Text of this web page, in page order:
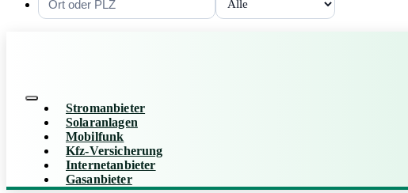
Stromanbieter
Solaranlagen
Mobilfunk
Kfz-Versicherung
Internetanbieter
Gasanbieter